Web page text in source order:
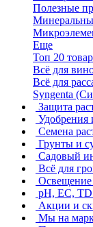
Полезные
Еще
Топ 20
Всё для
Всё для
Syngenta
Защита
Удобрения
Семена
Грунты и
Садовый
Всё для
Освещение
pH, EC,
Акции и
Мы на